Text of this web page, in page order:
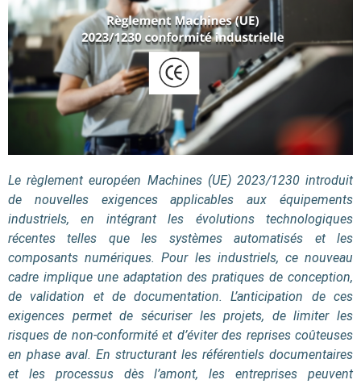
Le règlement européen Machines (UE) 2023/1230 introduit
de nouvelles exigences applicables aux équipements
industriels, en intégrant les évolutions technologiques
récentes telles que les systèmes automatisés et les
composants numériques. Pour les industriels, ce nouveau
cadre implique une adaptation des pratiques de conception,
de validation et de documentation. L’anticipation de ces
exigences permet de sécuriser les projets, de limiter les
risques de non-conformité et d’éviter des reprises coûteuses
en phase aval. En structurant les référentiels documentaires
et les processus dès l’amont, les entreprises peuvent